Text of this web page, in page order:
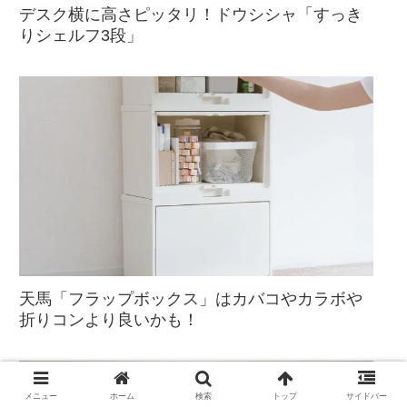
デスク横に高さピッタリ！ドウシシャ「すっき
りシェルフ3段」
天馬「フラップボックス」はカバコやカラボや
折りコンより良いかも！
メニュー ホーム 検索 トップ サイドバー